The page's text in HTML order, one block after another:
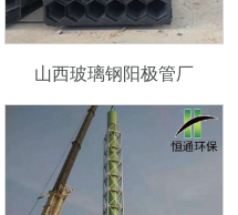
山西玻璃钢阳极管厂